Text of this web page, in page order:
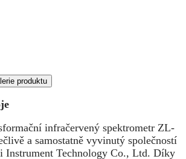
produktu
infračervený spektrometr ZL-
a samostatně vyvinutý společností
Instrument Technology Co., Ltd. Díky